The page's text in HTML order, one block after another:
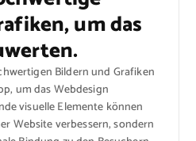
um das
Bildern und Grafiken
um das Webdesign
visuelle Elemente können
Website verbessern, sondern